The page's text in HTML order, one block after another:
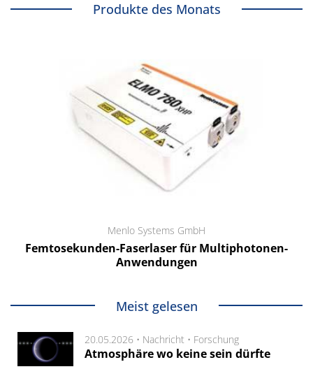
Produkte des Monats
Menlo Systems GmbH
Femtosekunden-Faserlaser für Multiphotonen-
Anwendungen
Meist gelesen
20.05.2026 • Nachricht • Forschung
Atmosphäre wo keine sein dürfte